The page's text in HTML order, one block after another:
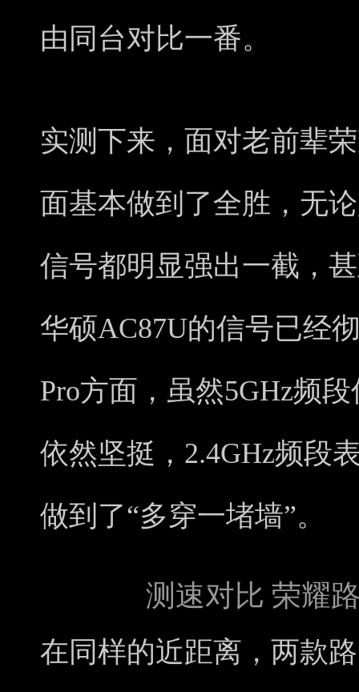
由同台对比一番。
实测下来，面对老前辈
面基本做到了全胜，无
信号都明显强出一截，
华硕AC87U的信号已经
Pro方面，虽然5GHz频
依然坚挺，2.4GHz频段
做到了“多穿一堵墙”。
测速对比 荣耀
在同样的近距离，两款